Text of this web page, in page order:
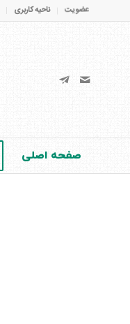
عضویت ناحیه کاربری
صفحه اصلی